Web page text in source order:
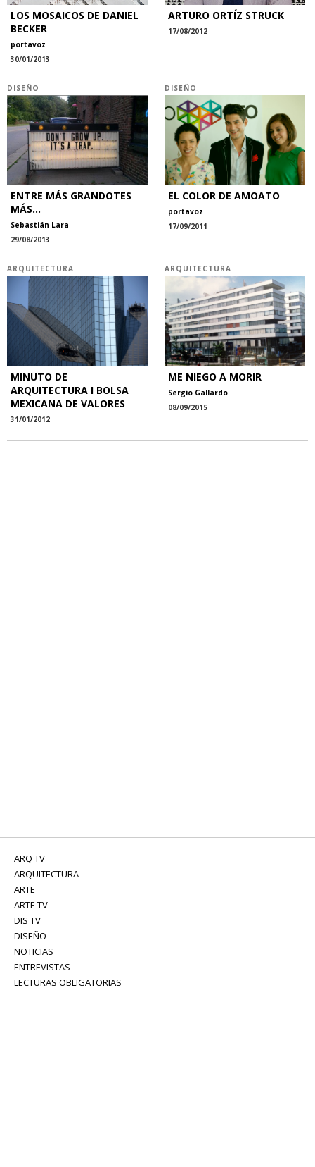
LOS MOSAICOS DE DANIEL
BECKER
portavoz
30/01/2013
ARTURO ORTÍZ STRUCK
17/08/2012
DISEÑO
ENTRE MÁS GRANDOTES
MÁS...
Sebastián Lara
29/08/2013
DISEÑO
EL COLOR DE AMOATO
portavoz
17/09/2011
ARQUITECTURA
MINUTO DE
ARQUITECTURA I BOLSA
MEXICANA DE VALORES
31/01/2012
ARQUITECTURA
ME NIEGO A MORIR
Sergio Gallardo
08/09/2015
ARQ TV
ARQUITECTURA
ARTE
ARTE TV
DIS TV
DISEÑO
NOTICIAS
ENTREVISTAS
LECTURAS OBLIGATORIAS